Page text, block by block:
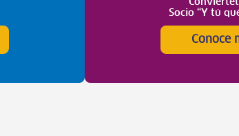
Socio “Y tú
Conoce